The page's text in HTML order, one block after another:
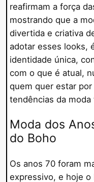
reafirmam a força
mostrando que a
divertida e criativa
adotar esses looks,
identidade única,
com o que é atual,
quem quer estar
tendências da moda
Moda dos
do Boho
Os anos 70 foram
expressivo, e hoje